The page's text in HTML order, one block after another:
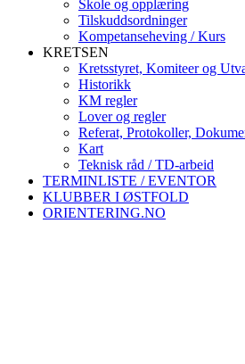
Skole og opplæring
Tilskuddsordninger
Kompetanseheving / Kurs
KRETSEN
Kretsstyret, Komiteer og
Historikk
KM regler
Lover og regler
Referat, Protokoller,
Kart
Teknisk råd / TD-arbeid
TERMINLISTE / EVENTOR
KLUBBER I ØSTFOLD
ORIENTERING.NO